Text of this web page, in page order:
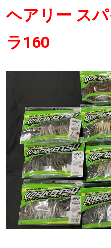
ヘアリー ス
ラ160